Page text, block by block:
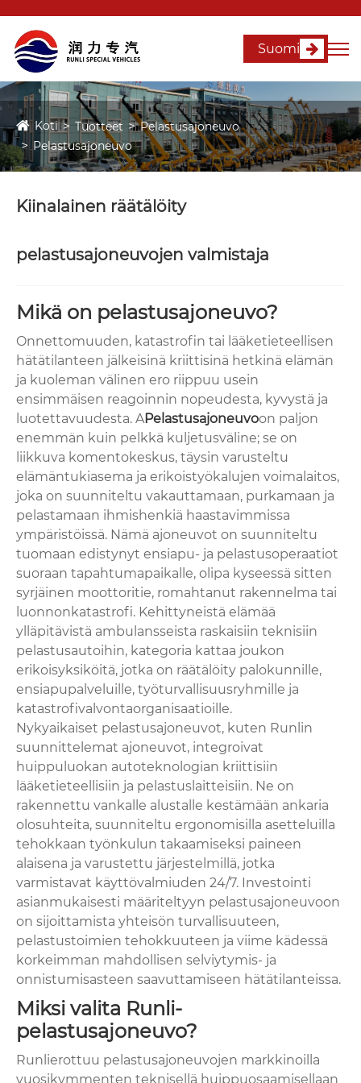
Suomi
Koti Tuotteet
Pelastusajoneuvo
Pelastusajoneuvo
Kiinalainen räätälöity
pelastusajoneuvojen valmistaja
Mikä on pelastusajoneuvo?
Onnettomuuden, katastrofin tai lääketieteellisen
hätätilanteen jälkeisinä kriittisinä hetkinä elämän
ja kuoleman välinen ero riippuu usein
ensimmäisen reagoinnin nopeudesta, kyvystä ja
luotettavuudesta. APelastusajoneuvoon paljon
enemmän kuin pelkkä kuljetusväline; se on
liikkuva komentokeskus, täysin varusteltu
elämäntukiasema ja erikoistyökalujen voimalaitos,
joka on suunniteltu vakauttamaan, purkamaan ja
pelastamaan ihmishenkiä haastavimmissa
ympäristöissä. Nämä ajoneuvot on suunniteltu
tuomaan edistynyt ensiapu- ja pelastusoperaatiot
suoraan tapahtumapaikalle, olipa kyseessä sitten
syrjäinen moottoritie, romahtanut rakennelma tai
luonnonkatastrofi. Kehittyneistä elämää
ylläpitävistä ambulansseista raskaisiin teknisiin
pelastusautoihin, kategoria kattaa joukon
erikoisyksiköitä, jotka on räätälöity palokunnille,
ensiapupalveluille, työturvallisuusryhmille ja
katastrofivalvontaorganisaatioille.
Nykyaikaiset pelastusajoneuvot, kuten Runlin
suunnittelemat ajoneuvot, integroivat
huippuluokan autoteknologian kriittisiin
lääketieteellisiin ja pelastuslaitteisiin. Ne on
rakennettu vankalle alustalle kestämään ankaria
olosuhteita, suunniteltu ergonomisilla asetteluilla
tehokkaan työnkulun takaamiseksi paineen
alaisena ja varustettu järjestelmillä, jotka
varmistavat käyttövalmiuden 24/7. Investointi
asianmukaisesti määriteltyyn pelastusajoneuvoon
on sijoittamista yhteisön turvallisuuteen,
pelastustoimien tehokkuuteen ja viime kädessä
korkeimman mahdollisen selviytymis- ja
onnistumisasteen saavuttamiseen hätätilanteissa.
Miksi valita Runli-
pelastusajoneuvo?
Runlierottuu pelastusajoneuvojen markkinoilla
vuosikymmenten teknisellä huippuosaamisellaan